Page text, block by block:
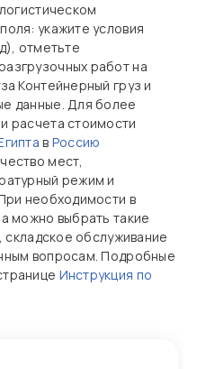
укажите условия
отметьте
работ на
Контейнерный груз и
данные. Для более
расчета стоимости
в Россию
мест,
режим и
необходимости в
можно выбрать такие
складское обслуживание
вопросам. Подробные
Инструкция по